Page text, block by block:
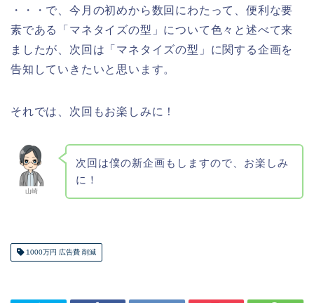
・・・で、今月の初めから数回にわたって、便利な要
素である「マネタイズの型」について色々と述べて来
ましたが、次回は「マネタイズの型」に関する企画を
告知していきたいと思います。
それでは、次回もお楽しみに！
山崎
次回は僕の新企画もしますので、お楽しみ
に！
1000万円 広告費 削減